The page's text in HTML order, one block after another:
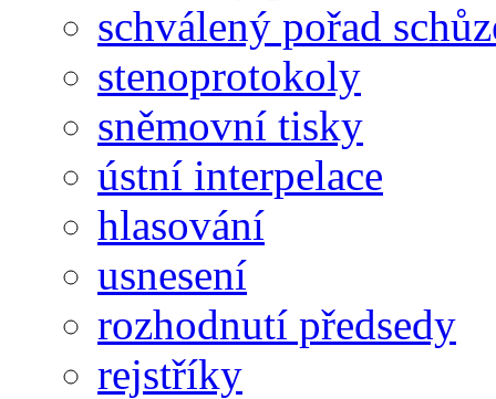
schválený pořad
stenoprotokoly
sněmovní tisky
ústní interpelace
hlasování
usnesení
rozhodnutí předsedy
rejstříky